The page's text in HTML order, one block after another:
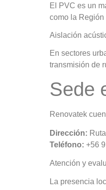
El PVC es un
como la Región
Aislación
En sectores
transmisión de
Sede
Renovatek
Dirección:
Teléfono: +56
Atención y
La presencia